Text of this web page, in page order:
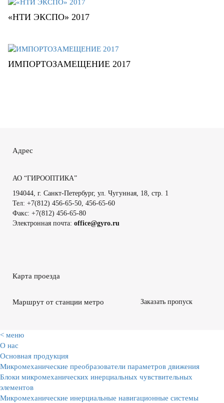
«НТИ ЭКСПО» 2017
ИМПОРТОЗАМЕЩЕНИЕ 2017
Адрес
АО “ГИРООПТИКА”
194044, г. Санкт-Петербург, ул. Чугунная, 18, стр. 1
Тел: +7(812) 456-65-50, 456-65-60
Факс: +7(812) 456-65-80
Электронная почта: office@gyro.ru
Карта проезда
Маршрут от станции метро Заказать пропуск
< меню
О нас
Основная продукция
Микромеханические преобразователи параметров движения
Блоки микромеханических инерциальных чувствительных
элементов
Микромеханические инерциальные навигационные системы